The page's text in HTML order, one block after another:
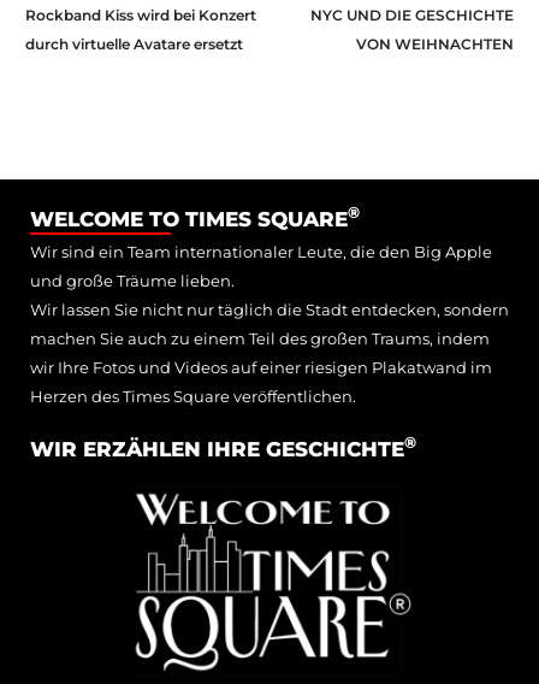
Rockband Kiss wird bei Konzert
durch virtuelle Avatare ersetzt
NYC UND DIE GESCHICHTE
VON WEIHNACHTEN
WELCOME TO TIMES SQUARE®
Wir sind ein Team internationaler Leute, die den Big Apple
und große Träume lieben.
Wir lassen Sie nicht nur täglich die Stadt entdecken, sondern
machen Sie auch zu einem Teil des großen Traums, indem
wir Ihre Fotos und Videos auf einer riesigen Plakatwand im
Herzen des Times Square veröffentlichen.
WIR ERZÄHLEN IHRE GESCHICHTE®